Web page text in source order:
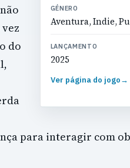
GÉNERO
Aventura, Indie,
LANÇAMENTO
2025
Ver página do jogo→
do
para interagir com